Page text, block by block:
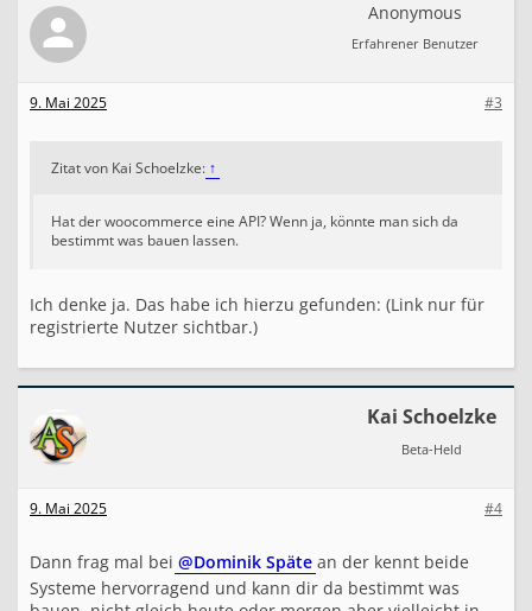
Anonymous
Erfahrener Benutzer
#3
9. Mai 2025
Zitat von Kai Schoelzke: ↑
Hat der woocommerce eine API? Wenn ja, könnte man sich da
bestimmt was bauen lassen.
Ich denke ja. Das habe ich hierzu gefunden: (Link nur für
registrierte Nutzer sichtbar.)
Kai Schoelzke
Beta-Held
#4
9. Mai 2025
Dann frag mal bei @Dominik Späte an der kennt beide
Systeme hervorragend und kann dir da bestimmt was